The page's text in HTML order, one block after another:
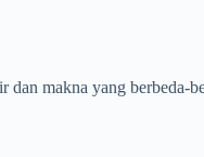
makna yang berbeda-